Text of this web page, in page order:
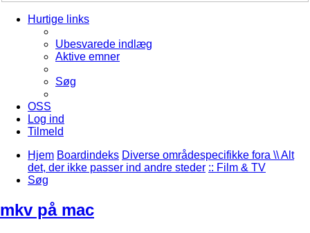
Hurtige links
Ubesvarede indlæg
Aktive emner
Søg
OSS
Log ind
Tilmeld
Hjem Boardindeks Diverse områdespecifikke fora \\ Alt
det, der ikke passer ind andre steder :: Film & TV
Søg
mkv på mac